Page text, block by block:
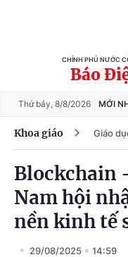
CHÍNH PHỦ NƯỚC
Báo
Thứ bảy, 8/8/2026 MỚI
Khoa giáo Giáo
Blockchain
Nam hội
nền kinh tế
29/08/2025 14:59